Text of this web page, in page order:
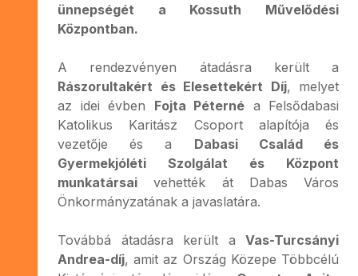
ünnepségét a Kossuth Művelődési
Központban.
A rendezvényen átadásra került a
Rászorultakért és Elesettekért Díj, melyet
az idei évben Fojta Péterné a Felsődabasi
Katolikus Karitász Csoport alapítója és
vezetője és a Dabasi Család és
Gyermekjóléti Szolgálat és Központ
munkatársai vehették át Dabas Város
Önkormányzatának a javaslatára.
Továbbá átadásra került a Vas-Turcsányi
Andrea-díj, amit az Ország Közepe Többcélú